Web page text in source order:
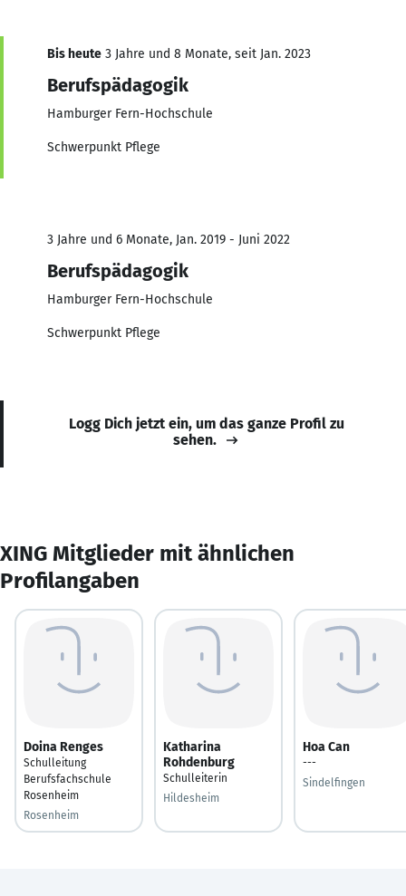
Bis heute 3 Jahre und 8 Monate, seit Jan. 2023
Berufspädagogik
Hamburger Fern-Hochschule
Schwerpunkt Pflege
3 Jahre und 6 Monate, Jan. 2019 - Juni 2022
Berufspädagogik
Hamburger Fern-Hochschule
Schwerpunkt Pflege
Logg Dich jetzt ein, um das ganze Profil zu
sehen.
XING Mitglieder mit ähnlichen
Profilangaben
Doina Renges
Schulleitung
Berufsfachschule
Rosenheim
Rosenheim
Katharina
Rohdenburg
Schulleiterin
Hildesheim
Hoa Can
---
Sindelfingen